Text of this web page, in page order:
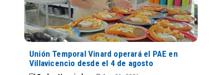
Unión Temporal Vinard operará el PAE en
Villavicencio desde el 4 de agosto